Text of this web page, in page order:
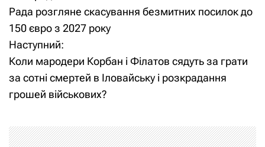
а
в
і
г
а
Рада розгляне скасування безмитних посилок до
150 євро з 2027 року
Наступний:
Коли мародери Корбан і Філатов сядуть за грати
за сотні смертей в Іловайську і розкрадання
грошей військових?